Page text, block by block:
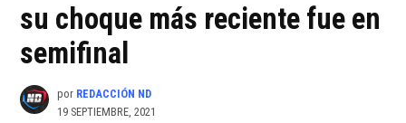
su choque más reciente fue en
semifinal
por REDACCIÓN ND
19 SEPTIEMBRE, 2021